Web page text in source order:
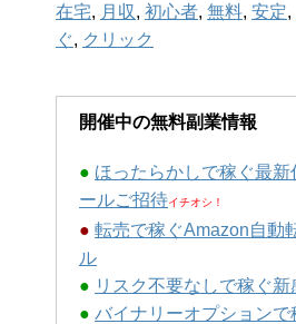
在宅, 月収, 初心者, 無料, 安定,
ぐ, クリック
開催中の無料副業情報
● ほったらかしで稼ぐ最新
ールご招待イチオシ！
● 転売で稼ぐAmazon自動
ル
● リスク不要なしで稼ぐ
● バイナリーオプションで